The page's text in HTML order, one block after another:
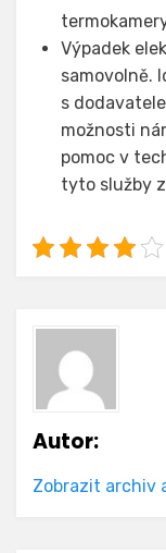
Výpadek
samovolně.
s
možnosti
pomoc v
tyto služby
Autor:
Zobrazit archiv